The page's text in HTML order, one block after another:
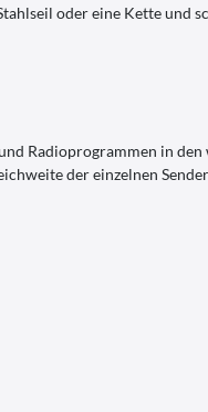
oder eine Kette und
Radioprogrammen in
der einzelnen